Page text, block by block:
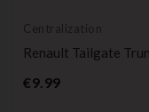
Centralization
Renault Tailgate
€9.99Price